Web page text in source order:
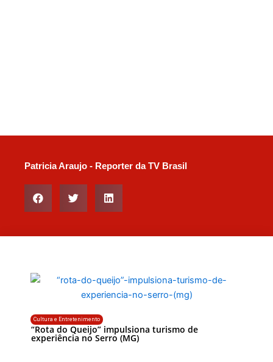
Patricia Araujo - Reporter da TV Brasil
Cultura e Entretenimento
“Rota do Queijo” impulsiona turismo de
experiência no Serro (MG)